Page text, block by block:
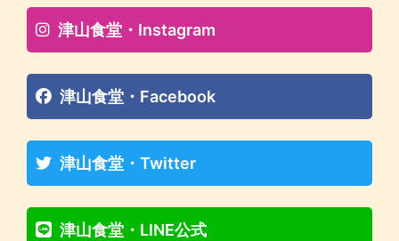
津山食堂・Instagram
津山食堂・Facebook
津山食堂・Twitter
津山食堂・LINE公式